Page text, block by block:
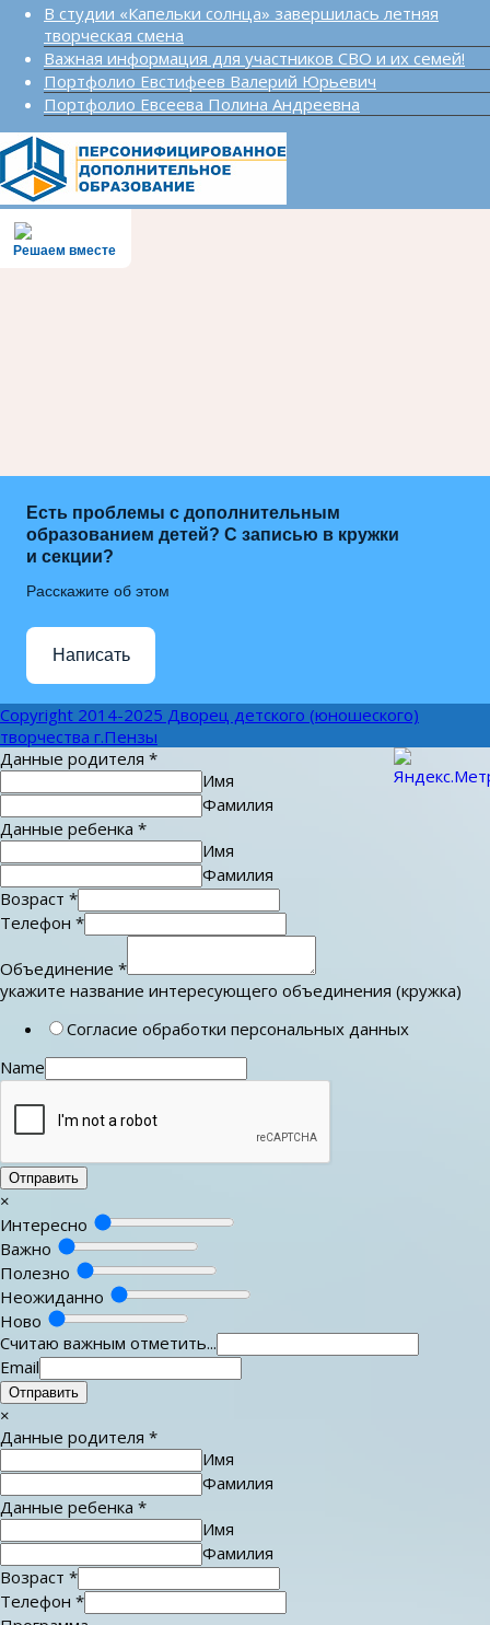
В студии «Капельки солнца» завершилась летняя
творческая смена
Важная информация для участников СВО и их семей!
Портфолио Евстифеев Валерий Юрьевич
Портфолио Евсеева Полина Андреевна
Решаем вместе
Есть проблемы с дополнительным
образованием детей? С записью в кружки
и секции?
Расскажите об этом
Написать
Copyright 2014-2025 Дворец детского (юношеского)
творчества г.Пензы
Данные родителя *
Имя
Фамилия
Данные ребенка *
Имя
Фамилия
Возраст *
Телефон *
Объединение *
укажите название интересующего объединения (кружка)
Согласие обработки персональных данных
Name
Отправить
×
Интересно
Важно
Полезно
Неожиданно
Ново
Считаю важным отметить...
Email
Отправить
×
Данные родителя *
Имя
Фамилия
Данные ребенка *
Имя
Фамилия
Возраст *
Телефон *